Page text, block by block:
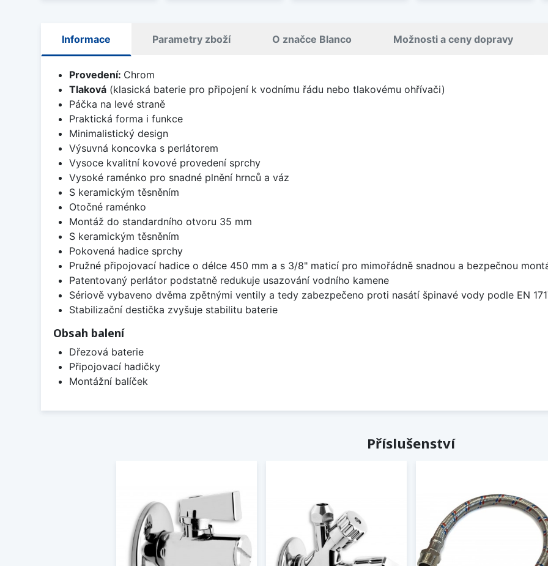
Informace Parametry zboží O značce Blanco Možnosti a ceny dopravy
Provedení: Chrom
Tlaková(klasická baterie pro připojení k vodnímu řádu nebo tlakovému ohřívači)
Páčka na levé straně
Praktická forma i funkce
Minimalistický design
Výsuvná koncovka s perlátorem
Vysoce kvalitní kovové provedení sprchy
Vysoké raménko pro snadné plnění hrnců a váz
S keramickým těsněním
Otočné raménko
Montáž do standardního otvoru 35 mm
S keramickým těsněním
Pokovená hadice sprchy
Pružné připojovací hadice o délce 450 mm a s 3/8" maticí pro mimořádně snadnou a bezpečnou
Patentovaný perlátor podstatně redukuje usazování vodního kamene
Sériově vybaveno dvěma zpětnými ventily a tedy zabezpečeno proti nasátí špinavé vody podle EN
Stabilizační destička zvyšuje stabilitu baterie
Obsah balení
Dřezová baterie
Připojovací hadičky
Montážní balíček
Příslušenství